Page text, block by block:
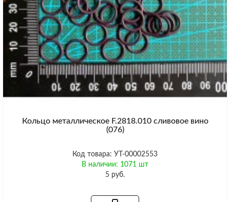
Кольцо металлическое F.2818.010 сливовое вино
(076)
Код товара: УТ-00002553
В наличии: 1071 шт
5 руб.